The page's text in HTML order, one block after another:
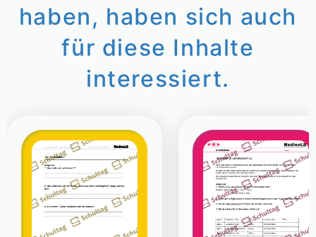
haben, haben sich auch
für diese Inhalte
interessiert.